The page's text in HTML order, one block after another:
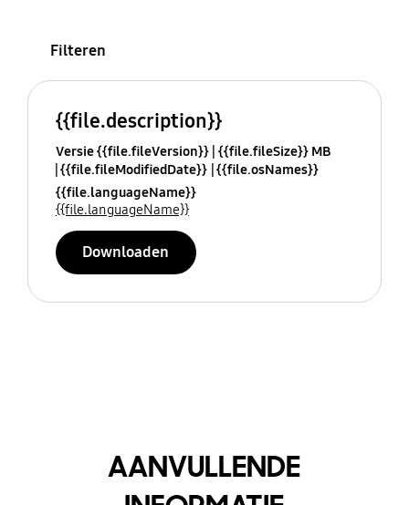
Filteren
{{file.description}}
Versie {{file.fileVersion}} {{file.fileSize}} MB
{{file.fileModifiedDate}} {{file.osNames}}
{{file.languageName}}
{{file.languageName}}
Downloaden
AANVULLENDE